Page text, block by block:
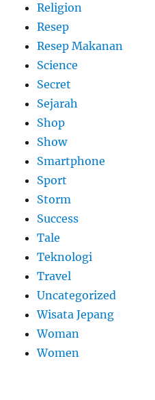
Religion
Resep
Resep Makanan
Science
Secret
Sejarah
Shop
Show
Smartphone
Sport
Storm
Success
Tale
Teknologi
Travel
Uncategorized
Wisata Jepang
Woman
Women